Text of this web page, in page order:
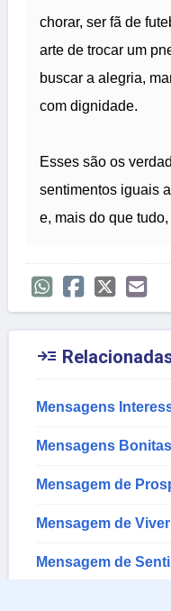
chorar, ser fã de
arte de trocar um
buscar a alegria,
com dignidade.
Esses são os
sentimentos iguais
e, mais do que

Mensagens
Mensagens Bonitas
Mensagem de
Mensagem de
Mensagem de